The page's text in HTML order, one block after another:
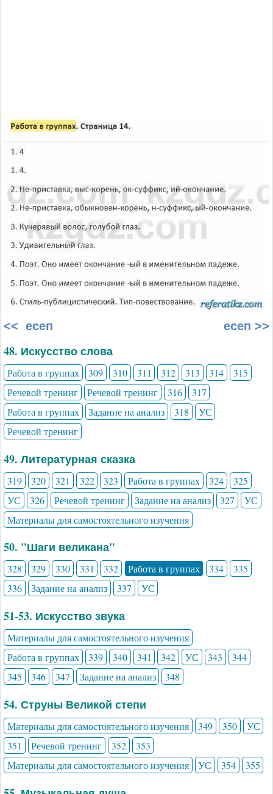
<< есеп есеп >>
48. Искусство слова
Работа в группах 309 310 311 312 313 314
315
Речевой тренинг
Речевой тренинг 316
317
Работа в группах
Задание на анализ 318
УС
Речевой тренинг
49. Литературная сказка
319 320 321 322 323 Работа в группах 324
325
УС
326 Речевой тренинг Задание на анализ 327
УС
Материалы для самостоятельного изучения
50. "Шаги великана"
328 329 330 331 332 Работа в группах 334
335
336
Задание на анализ 337 УС
51-53. Искусство звука
Материалы для самостоятельного изучения
Работа в группах
339 340 341 342 УС 343
344
345
346 347 Задание на анализ 348
54. Струны Великой степи
Материалы для самостоятельного изучения 349 350
УС
351
Речевой тренинг 352
353
Материалы для самостоятельного изучения
УС 354 355